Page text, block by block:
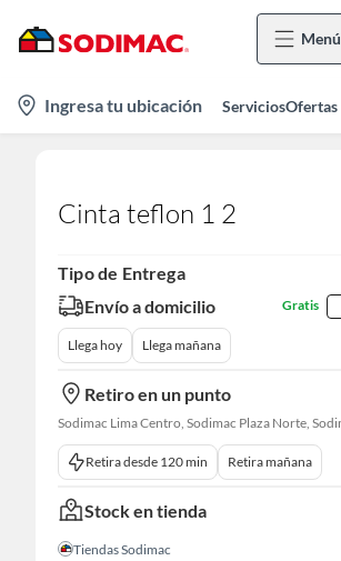
Menú
location-
icon
Ingresa tu ubicación ServiciosOfertas
Cinta teflon 1 2
Tipo de Entrega
Envío a domicilio
Gratis
Llega hoy Llega mañana
Retiro en un punto
Retira desde 120 min Retira mañana
Stock en tienda
Tiendas Sodimac